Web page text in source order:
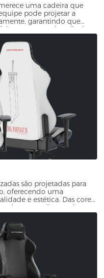
uma cadeira que
pode projetar a
garantindo que
com o produto final.
são projetadas para
oferecendo uma
e estética. Das cores
personalizar cada
que sua configuração de